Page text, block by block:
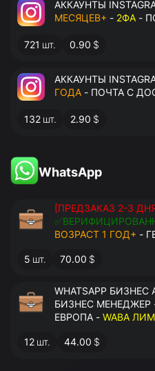
АККАУНТЫ
МЕСЯЦЕВ+ - 2ФА -
721 шт. 0.90 $
АККАУНТЫ
ГОДА - ПОЧТА С
132 шт. 2.90 $
WhatsApp
[ПРЕДЗАКАЗ 2-3
ВОЗРАСТ 1 ГОД+ -
-
НОМЕРОВ - ПРАВА
5 шт. 70.00 $
WHATSAPP БИЗНЕС
БИЗНЕС МЕНЕДЖЕР
ЕВРОПА - WABA
ПРИВЯЗКЕ ДО 2
АДМИНИСТРАТОРА
12 шт. 44.00 $